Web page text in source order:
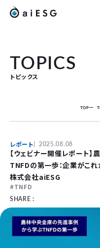
TOPICS
トピックス
TOP
レポート 2025.08.08
【ウェビナー開催レポート
TNFDの第一歩：企業がこ
株式会社aiESG
TNFD
SHARE :